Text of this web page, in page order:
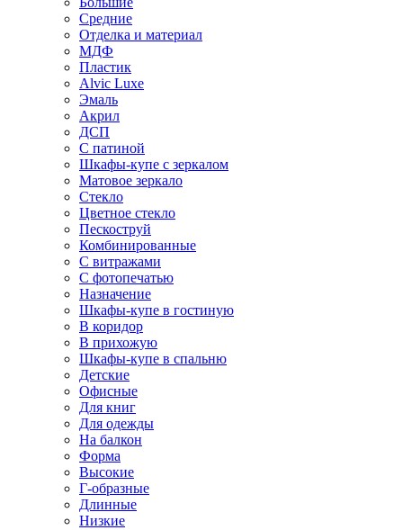
Средние
Отделка и материал
МДФ
Пластик
Alvic Luxe
Эмаль
Акрил
ДСП
С патиной
Шкафы-купе с зеркалом
Матовое зеркало
Стекло
Цветное стекло
Пескоструй
Комбинированные
С витражами
С фотопечатью
Назначение
Шкафы-купе в гостиную
В коридор
В прихожую
Шкафы-купе в спальню
Детские
Офисные
Для книг
Для одежды
На балкон
Форма
Высокие
Г-образные
Длинные
Низкие